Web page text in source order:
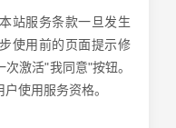
站服务条款一旦发生
使用前的页面提示修
激活"我同意"按钮。
使用服务资格。